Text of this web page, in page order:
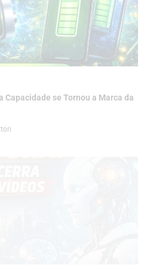
Capacidade se Tornou a Marca da